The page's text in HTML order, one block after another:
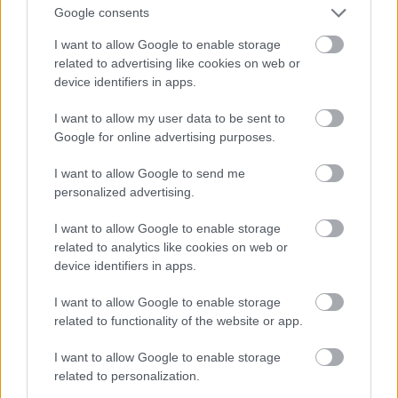
Google consents
I want to allow Google to enable storage
related to advertising like cookies on web or
device identifiers in apps.
I want to allow my user data to be sent to
Google for online advertising purposes.
I want to allow Google to send me
personalized advertising.
I want to allow Google to enable storage
related to analytics like cookies on web or
device identifiers in apps.
I want to allow Google to enable storage
related to functionality of the website or app.
I want to allow Google to enable storage
related to personalization.
St. Louis-i Filmkritikusok Szövetségének díjai
Legjobb film: Boyhood
Legjobb rendező: Alejandro Gonzalez Inarritu
(Birdman)
Legjobb színésznő: Rosamund Pike (Gone Girl)
Legjobb férfi mellékszereplő: J.K. Simmons
Legjobb női mellékszereplő: Patricia Arquette
(Boyhood)
Legjobb eredeti forgatókönyv
(Alejandro González Iñárritu, Nicolás Giacobone,
Alexander Dinelaris, Armando Bo)
Legjobb adaptált forgatókönyv
Flynn)
Legjobb operatőr: Birdman (Emmanuel Lubezki)
Legjobb filmzene: Birdman
Legjobb soundtrack: Guardians of the Galaxy